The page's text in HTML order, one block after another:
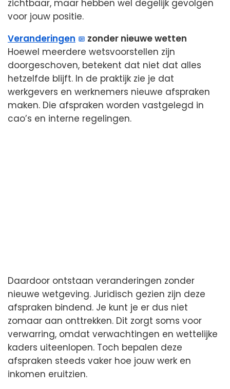
zichtbaar, maar hebben wel degelijk gevolgen
voor jouw positie.
Veranderingen
zonder nieuwe wetten
Hoewel meerdere wetsvoorstellen zijn
doorgeschoven, betekent dat niet dat alles
hetzelfde blijft. In de praktijk zie je dat
werkgevers en werknemers nieuwe afspraken
maken. Die afspraken worden vastgelegd in
cao’s en interne regelingen.
Daardoor ontstaan veranderingen zonder
nieuwe wetgeving. Juridisch gezien zijn deze
afspraken bindend. Je kunt je er dus niet
zomaar aan onttrekken. Dit zorgt soms voor
verwarring, omdat verwachtingen en wettelijke
kaders uiteenlopen. Toch bepalen deze
afspraken steeds vaker hoe jouw werk en
inkomen eruitzien.